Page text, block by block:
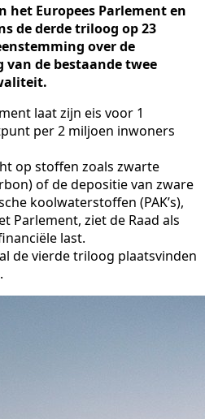
het Europees Parlement en
de derde triloog op 23
over de
de bestaande twee
laat zijn eis voor 1
per 2 miljoen inwoners
op stoffen zoals zwarte
of de depositie van zware
koolwaterstoffen (PAK’s),
Parlement, ziet de Raad als
last.
de vierde triloog plaatsvinden